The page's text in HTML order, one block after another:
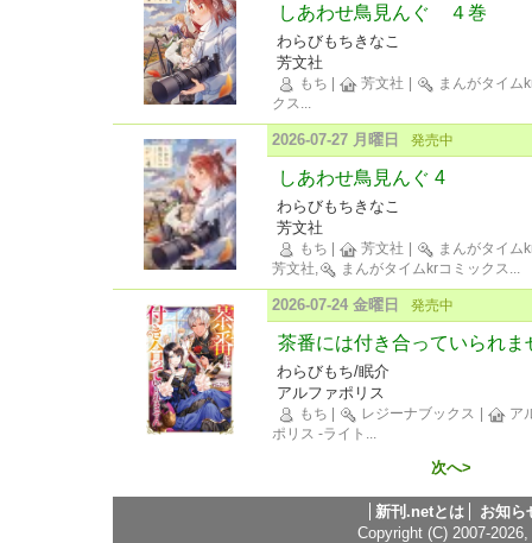
しあわせ鳥見んぐ ４巻
わらびもちきなこ
芳文社
もち 芳文社
まんがタイム
クス...
2026-07-27 月曜日 発売中
しあわせ鳥見んぐ 4
わらびもちきなこ
芳文社
もち 芳文社
まんがタイム
芳文社,
まんがタイムkrコミックス...
2026-07-24 金曜日 発売中
茶番には付き合っていられま
わらびもち/眠介
アルファポリス
もち レジーナブックス
ア
ポリス -ライト ...
次へ>
新刊.netとは
お知ら
Copyright (C) 2007-2026,